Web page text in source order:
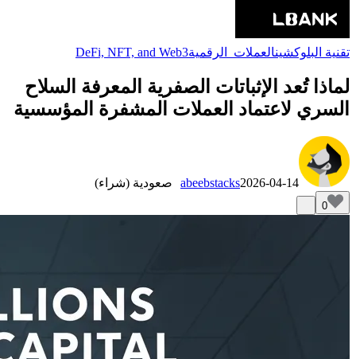
تقنية البلوكشينالعملات_الرقميةDeFi, NFT, and Web3
لماذا تُعد الإثباتات الصفرية المعرفة السلاح
السري لاعتماد العملات المشفرة المؤسسية
abeebstacks2026-04-14 صعودية (شراء)
0